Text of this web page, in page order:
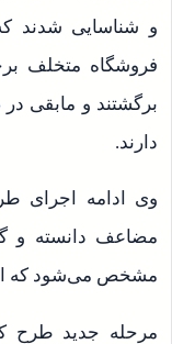
فروشگاه متخلف
برگشتند و مابقی
دارند.
وی ادامه اجرای
مضاعف دانسته و
مشخص می‌شود که
مرحله جدید طرح